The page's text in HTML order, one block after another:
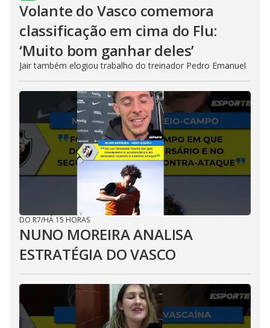
Volante do Vasco comemora
classificação em cima do Flu:
‘Muito bom ganhar deles’
Jair também elogiou trabalho do treinador Pedro Emanuel
DO R7/HÁ 15 HORAS
NUNO MOREIRA ANALISA
ESTRATÉGIA DO VASCO